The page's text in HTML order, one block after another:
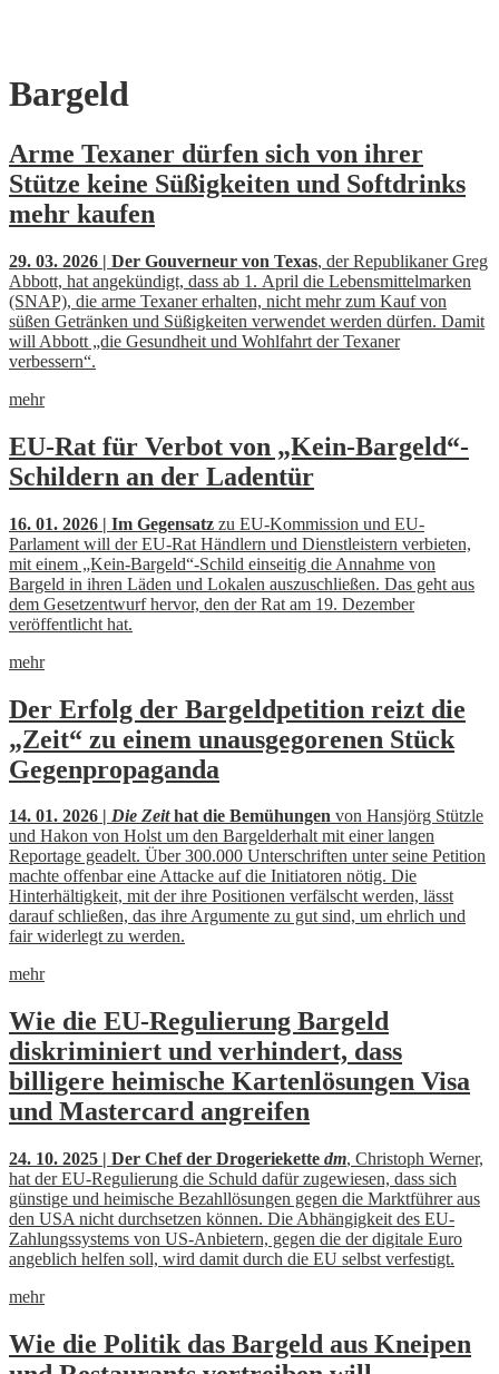
Skip
to
Bargeld
Arme Texaner dürfen sich von ihrer
Stütze keine Süßigkeiten und Softdrinks
mehr kaufen
29. 03. 2026 | Der Gouverneur von Texas, der Republikaner Greg
Abbott, hat angekündigt, dass ab 1. April die Lebensmittelmarken
(SNAP), die arme Texaner erhalten, nicht mehr zum Kauf von
süßen Getränken und Süßigkeiten verwendet werden dürfen. Damit
will Abbott „die Gesundheit und Wohlfahrt der Texaner
verbessern“.
mehr
EU-Rat für Verbot von „Kein-Bargeld“-
Schildern an der Ladentür
16. 01. 2026 | Im Gegensatz zu EU-Kommission und EU-
Parlament will der EU-Rat Händlern und Dienstleistern verbieten,
mit einem „Kein-Bargeld“-Schild einseitig die Annahme von
Bargeld in ihren Läden und Lokalen auszuschließen. Das geht aus
dem Gesetzentwurf hervor, den der Rat am 19. Dezember
veröffentlicht hat.
mehr
Der Erfolg der Bargeldpetition reizt die
„Zeit“ zu einem unausgegorenen Stück
Gegenpropaganda
14. 01. 2026 | Die Zeithat die Bemühungen von Hansjörg Stützle
und Hakon von Holst um den Bargelderhalt mit einer langen
Reportage geadelt. Über 300.000 Unterschriften unter seine Petition
machte offenbar eine Attacke auf die Initiatoren nötig. Die
Hinterhältigkeit, mit der ihre Positionen verfälscht werden, lässt
darauf schließen, das ihre Argumente zu gut sind, um ehrlich und
fair widerlegt zu werden.
mehr
Wie die EU-Regulierung Bargeld
diskriminiert und verhindert, dass
billigere heimische Kartenlösungen Visa
und Mastercard angreifen
24. 10. 2025 | Der Chef der Drogeriekette dm, Christoph Werner,
hat der EU-Regulierung die Schuld dafür zugewiesen, dass sich
günstige und heimische Bezahllösungen gegen die Marktführer aus
den USA nicht durchsetzen können. Die Abhängigkeit des EU-
Zahlungssystems von US-Anbietern, gegen die der digitale Euro
angeblich helfen soll, wird damit durch die EU selbst verfestigt.
mehr
Wie die Politik das Bargeld aus Kneipen